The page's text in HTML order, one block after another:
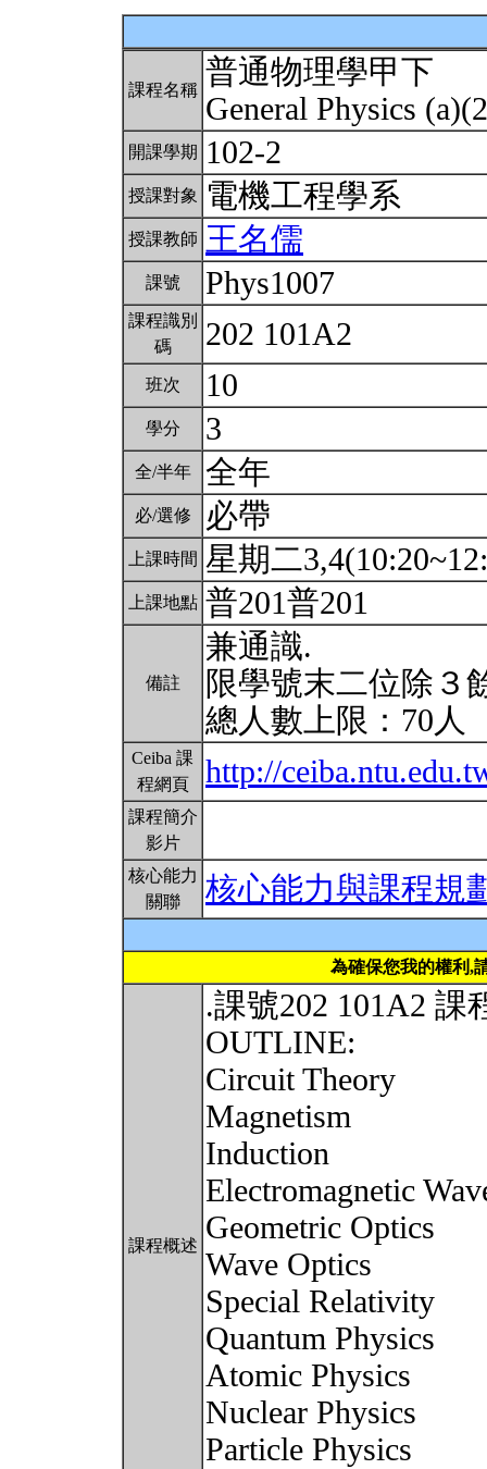
課程名稱 普通物理學甲下
General Physics
開課學期 102-2
授課對象 電機工程學系
授課教師 王名儒
課號 Phys1007
課程識別
碼
202 101A2
班次 10
學分 3
全/半年 全年
必/選修 必帶
上課時間 星期二
上課地點 普201普201
備註
兼通識.
限學號末二位除３
總人數上限：70人
Ceiba 課
程網頁
http://
課程簡介
影片
核心能力
關聯
核心能力與課程規
為確保您我的權利,
課程概述
.課號202 101A2
OUTLINE:
Circuit Theory
Magnetism
Induction
Electromagnetic
Geometric Optics
Wave Optics
Special Relativity
Quantum Physics
Atomic Physics
Nuclear Physics
Particle Physics